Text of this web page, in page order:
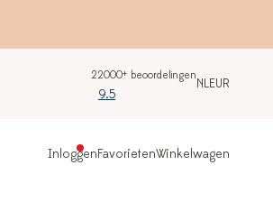
22000+ beoordelingen
9.5
NLEUR
InloggenFavorietenWinkelwagen